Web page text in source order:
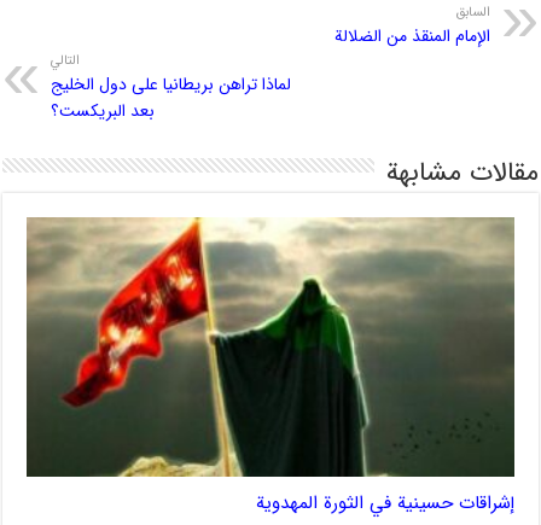
السابق
الإمام المنقذ من الضلالة
التالي
لماذا تراهن بريطانيا على دول الخليج
بعد البريكست؟
مقالات مشابهة
إشراقات حسينية في الثورة المهدوية